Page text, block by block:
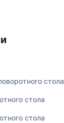
стола
стола
стола